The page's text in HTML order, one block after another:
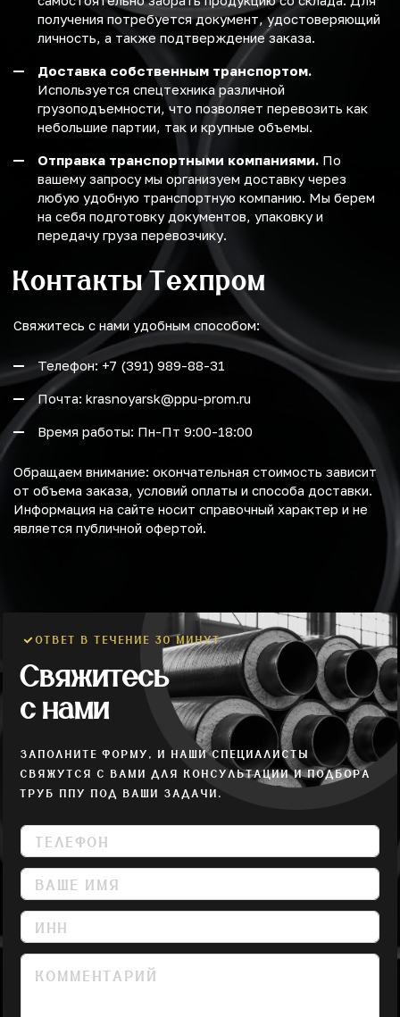
получения потребуется документ, удостоверяющий
личность, а также подтверждение заказа.
Доставка собственным транспортом.
Используется спецтехника различной
грузоподъемности, что позволяет перевозить как
небольшие партии, так и крупные объемы.
Отправка транспортными компаниями. По
вашему запросу мы организуем доставку через
любую удобную транспортную компанию. Мы берем
на себя подготовку документов, упаковку и
передачу груза перевозчику.
Контакты Техпром
Свяжитесь с нами удобным способом:
Телефон: +7 (391) 989-88-31
Почта: krasnoyarsk@ppu-prom.ru
Время работы: Пн-Пт 9:00-18:00
Обращаем внимание: окончательная стоимость зависит
от объема заказа, условий оплаты и способа доставки.
Информация на сайте носит справочный характер и не
является публичной офертой.
ОТВЕТ В ТЕЧЕНИЕ 30 МИНУТ
Свяжитесь
с нами
ЗАПОЛНИТЕ ФОРМУ, И НАШИ СПЕЦИАЛИСТЫ
СВЯЖУТСЯ С ВАМИ ДЛЯ КОНСУЛЬТАЦИИ И ПОДБОРА
ТРУБ ППУ ПОД ВАШИ ЗАДАЧИ.